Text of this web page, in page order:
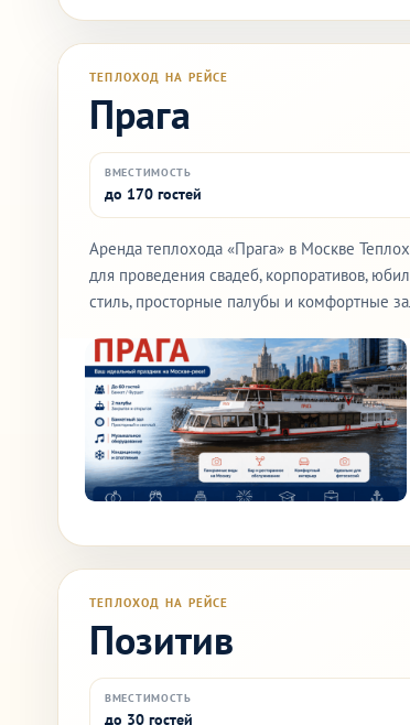
ТЕПЛОХОД НА РЕЙСЕ
Прага
ВМЕСТИМОСТЬ
до 170 гостей
Аренда теплохода «Прага» в Москве
для проведения свадеб, корпоративов,
стиль, просторные палубы и комфортные
ТЕПЛОХОД НА РЕЙСЕ
Позитив
ВМЕСТИМОСТЬ
до 30 гостей